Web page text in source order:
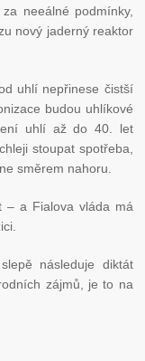
neeálné podmínky,
nový jaderný reaktor
uhlí nepřinese čistší
budou uhlíkové
uhlí až do 40. let
stoupat spotřeba,
směrem nahoru.
– a Fialova vláda má
následuje diktát
zájmů, je to na